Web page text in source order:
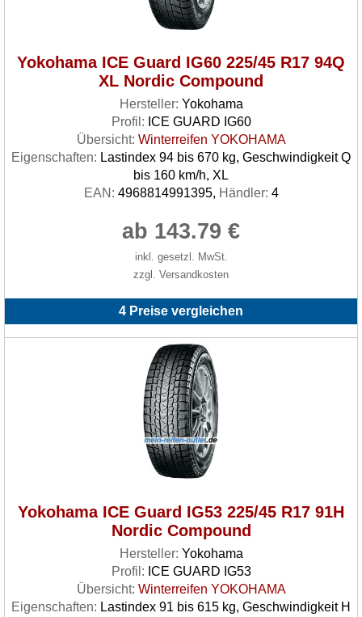
Yokohama ICE Guard IG60 225/45 R17 94Q
XL Nordic Compound
Hersteller: Yokohama
Profil: ICE GUARD IG60
Übersicht: Winterreifen YOKOHAMA
Eigenschaften: Lastindex 94 bis 670 kg, Geschwindigkeit Q
bis 160 km/h, XL
EAN: 4968814991395, Händler: 4
ab 143.79 €
inkl. gesetzl. MwSt.
zzgl. Versandkosten
4 Preise vergleichen
Yokohama ICE Guard IG53 225/45 R17 91H
Nordic Compound
Hersteller: Yokohama
Profil: ICE GUARD IG53
Übersicht: Winterreifen YOKOHAMA
Eigenschaften: Lastindex 91 bis 615 kg, Geschwindigkeit H